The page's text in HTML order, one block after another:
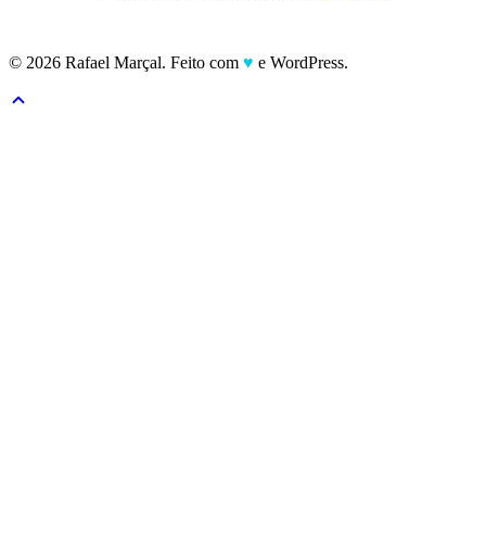
© 2026 Rafael Marçal. Feito com ♥ e WordPress.